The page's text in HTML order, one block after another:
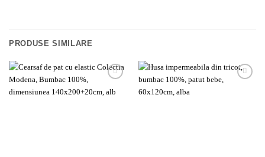
PRODUSE SIMILARE
wishlist